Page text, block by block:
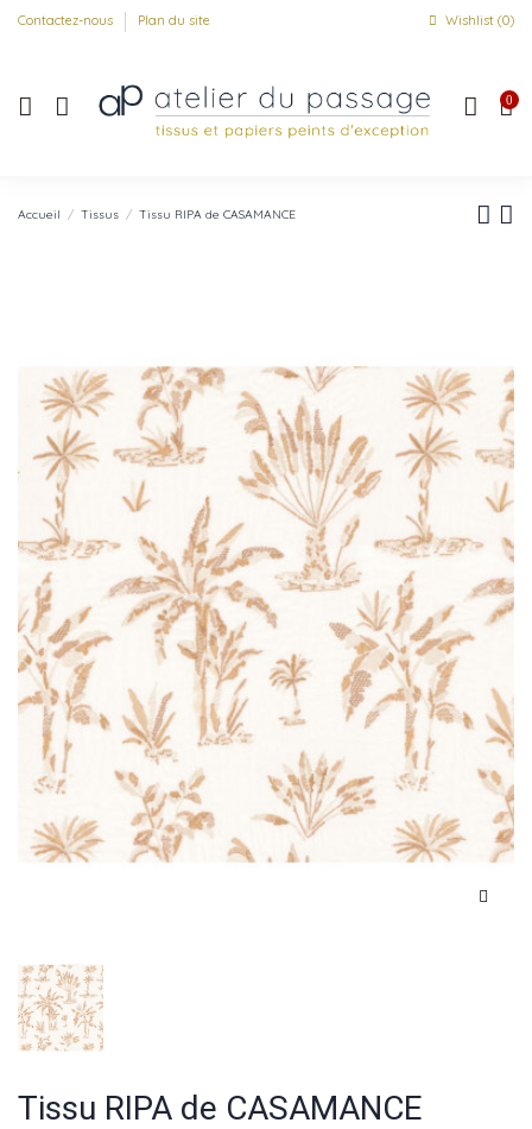
Contactez-nous Plan du site Wishlist (0)
0
Accueil Tissus Tissu RIPA de CASAMANCE
Tissu RIPA de CASAMANCE